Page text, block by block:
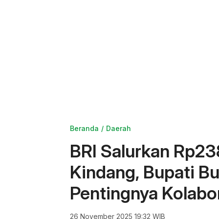
Beranda Daerah
BRI Salurkan
Kindang, Bupati
Pentingnya
26 November 2025 19:32 WIB